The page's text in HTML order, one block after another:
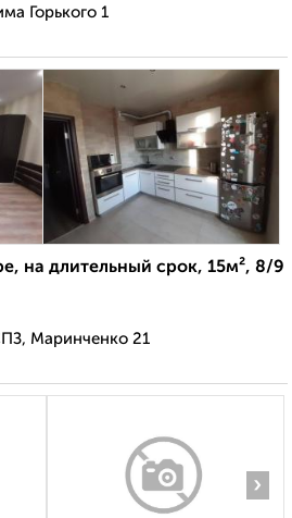
Горького 1
на длительный срок, 15м², 8/9
Маринченко 21
›